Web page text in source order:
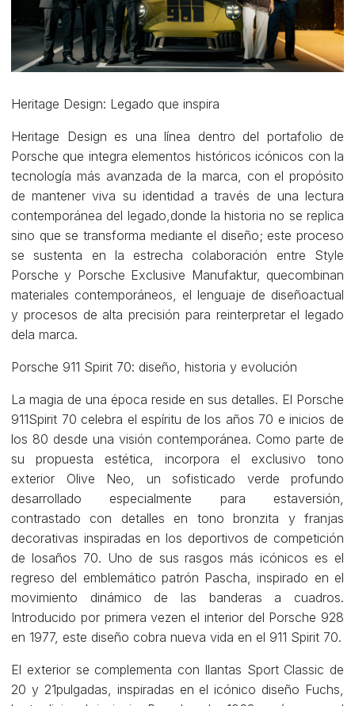
Heritage Design: Legado que inspira
Heritage Design es una línea dentro del portafolio de
Porsche que integra elementos históricos icónicos con la
tecnología más avanzada de la marca, con el propósito
de mantener viva su identidad a través de una lectura
contemporánea del legado,donde la historia no se replica
sino que se transforma mediante el diseño; este proceso
se sustenta en la estrecha colaboración entre Style
Porsche y Porsche Exclusive Manufaktur, quecombinan
materiales contemporáneos, el lenguaje de diseñoactual
y procesos de alta precisión para reinterpretar el legado
dela marca.
Porsche 911 Spirit 70: diseño, historia y evolución
La magia de una época reside en sus detalles. El Porsche
911Spirit 70 celebra el espíritu de los años 70 e inicios de
los 80 desde una visión contemporánea. Como parte de
su propuesta estética, incorpora el exclusivo tono
exterior Olive Neo, un sofisticado verde profundo
desarrollado especialmente para estaversión,
contrastado con detalles en tono bronzita y franjas
decorativas inspiradas en los deportivos de competición
de losaños 70. Uno de sus rasgos más icónicos es el
regreso del emblemático patrón Pascha, inspirado en el
movimiento dinámico de las banderas a cuadros.
Introducido por primera vezen el interior del Porsche 928
en 1977, este diseño cobra nueva vida en el 911 Spirit 70.
El exterior se complementa con llantas Sport Classic de
20 y 21pulgadas, inspiradas en el icónico diseño Fuchs,